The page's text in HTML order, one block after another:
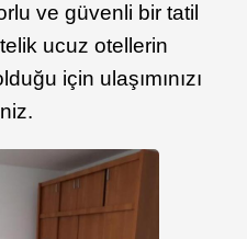
ve güvenli bir tatil
ucuz otellerin
için ulaşımınızı